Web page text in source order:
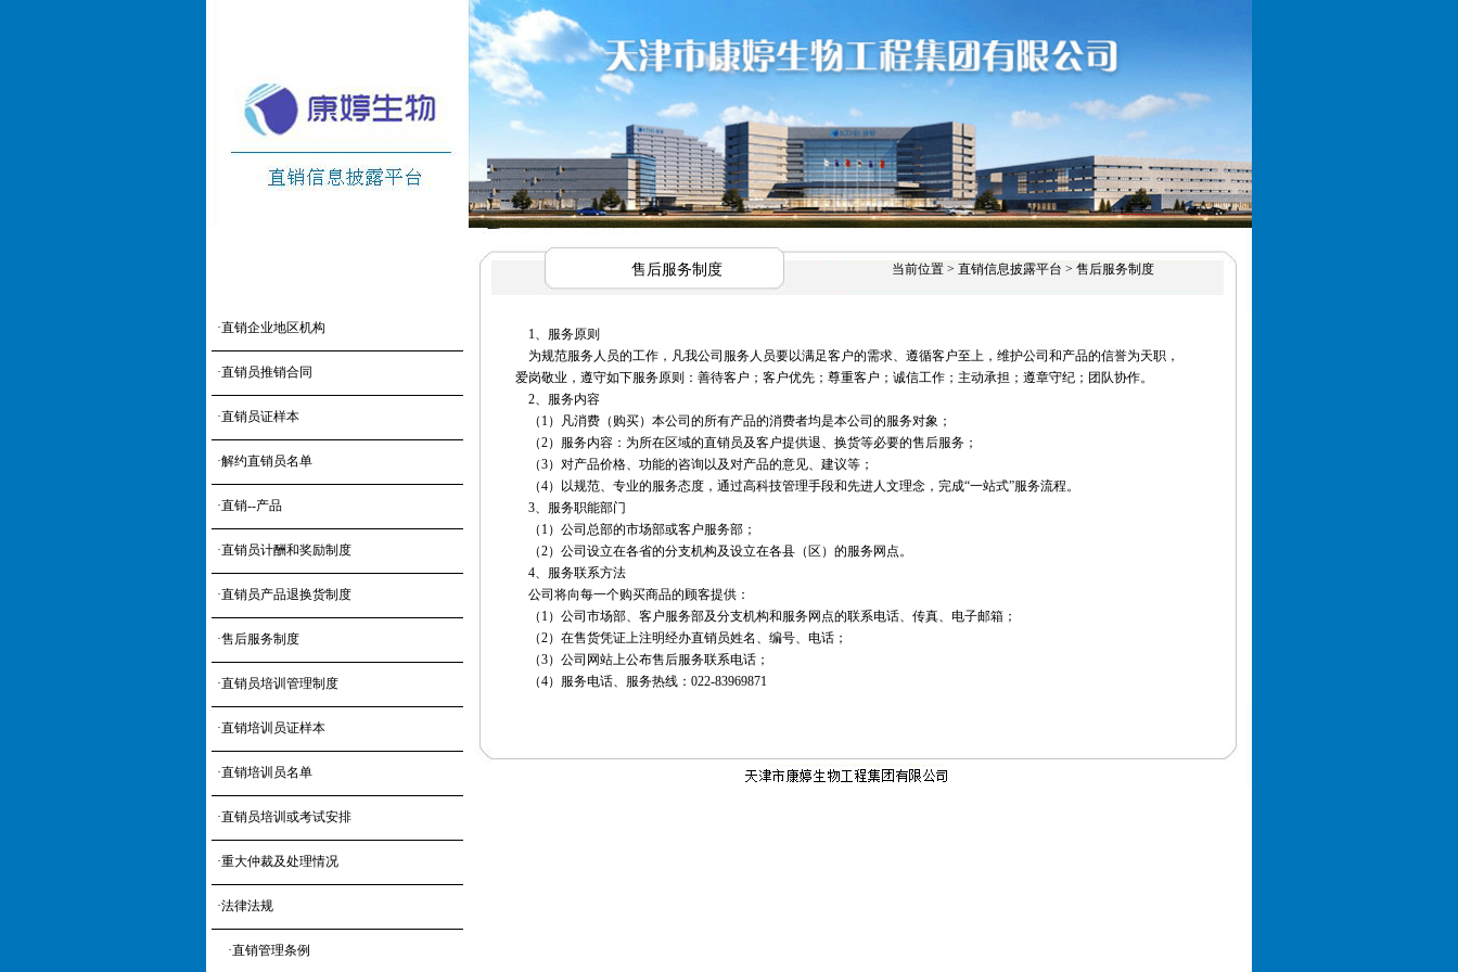
·直销企业地区机构
·直销员推销合同
·直销员证样本
·解约直销员名单
·直销--产品
·直销员计酬和奖励制度
·直销员产品退换货制度
·售后服务制度
·直销员培训管理制度
·直销培训员证样本
·直销培训员名单
·直销员培训或考试安排
·重大仲裁及处理情况
·法律法规
·直销管理条例
售后服务制度 当前位置 > 直销信息披露平台 > 售后服务制度
1、服务原则
为规范服务人员的工作，凡我公司服务人员要以满足客户的需求、遵循客户至上，维护公司和产品的信誉为天职，
爱岗敬业，遵守如下服务原则：善待客户；客户优先；尊重客户；诚信工作；主动承担；遵章守纪；团队协作。
2、服务内容
（1）凡消费（购买）本公司的所有产品的消费者均是本公司的服务对象；
（2）服务内容：为所在区域的直销员及客户提供退、换货等必要的售后服务；
（3）对产品价格、功能的咨询以及对产品的意见、建议等；
（4）以规范、专业的服务态度，通过高科技管理手段和先进人文理念，完成“一站式”服务流程。
3、服务职能部门
（1）公司总部的市场部或客户服务部；
（2）公司设立在各省的分支机构及设立在各县（区）的服务网点。
4、服务联系方法
公司将向每一个购买商品的顾客提供：
（1）公司市场部、客户服务部及分支机构和服务网点的联系电话、传真、电子邮箱；
（2）在售货凭证上注明经办直销员姓名、编号、电话；
（3）公司网站上公布售后服务联系电话；
（4）服务电话、服务热线：022-83969871